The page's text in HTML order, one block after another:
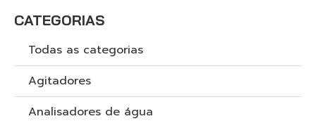
CATEGORIAS
Todas as categorias
Agitadores
Analisadores de água